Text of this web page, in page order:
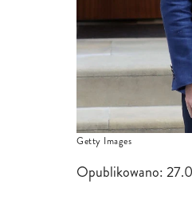
Getty Images
Opublikowano: